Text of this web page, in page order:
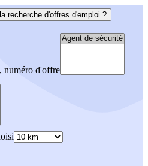
recherche d'offres d'emploi ?
numéro d'offre